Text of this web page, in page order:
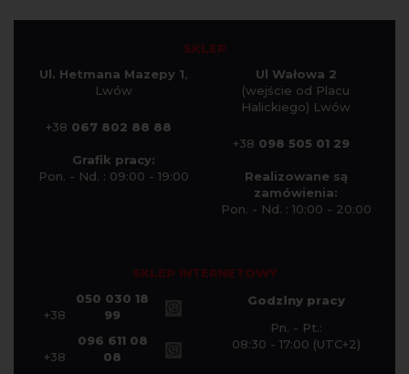
SKLEP
Ul. Hetmana Mazepy 1,
Lwów
+38 067 802 88 88
Grafik pracy:
Pon. - Nd. : 09:00 - 19:00
Ul Wałowa 2
(wejście od Placu
Halickiego) Lwów
+38 098 505 01 29
Realizowane są
zamówienia:
Pon. - Nd. : 10:00 - 20:00
SKLEP INTERNETOWY
+38
050 030 18
99
+38
096 611 08
08
Godziny pracy
Pn. - Pt.:
08:30 - 17:00 (UTC+2)